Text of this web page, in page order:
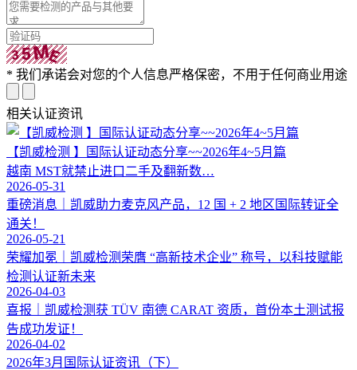
* 我们承诺会对您的个人信息严格保密，不用于任何商业用途
相关认证资讯
【凯威检测 】国际认证动态分享~~2026年4~5月篇
越南 MST就禁止进口二手及翻新数…
2026-05-31
重磅消息｜凯威助力麦克风产品，12 国 + 2 地区国际转证全
通关！
2026-05-21
荣耀加冕｜凯威检测荣膺 “高新技术企业” 称号，以科技赋能
检测认证新未来
2026-04-03
喜报｜凯威检测获 TÜV 南德 CARAT 资质，首份本土测试报
告成功发证！
2026-04-02
2026年3月国际认证资讯（下）